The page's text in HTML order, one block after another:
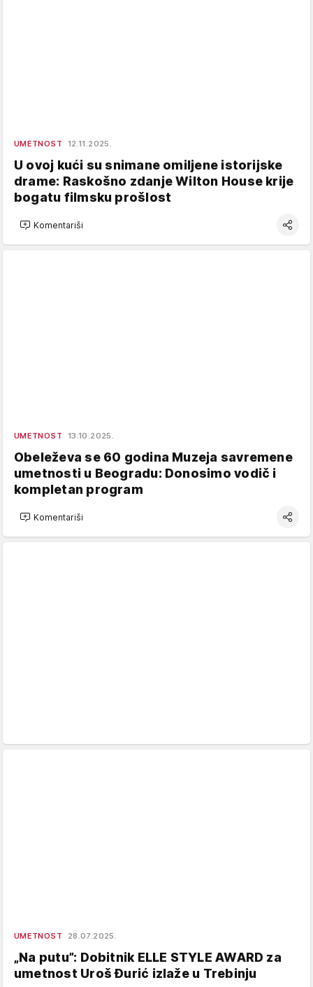
UMETNOST 12.11.2025.
U ovoj kući su snimane omiljene istorijske
drame: Raskošno zdanje Wilton House krije
bogatu filmsku prošlost
Komentariši
UMETNOST 13.10.2025.
Obeleževa se 60 godina Muzeja savremene
umetnosti u Beogradu: Donosimo vodič i
kompletan program
Komentariši
UMETNOST 28.07.2025.
„Na putu”: Dobitnik ELLE STYLE AWARD za
umetnost Uroš Đurić izlaže u Trebinju